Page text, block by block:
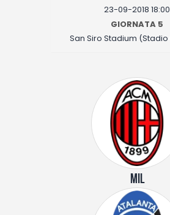
Fantacalcio
I consigli di Giulia
23-09-2018 18:00
GIORNATA 5
MIL